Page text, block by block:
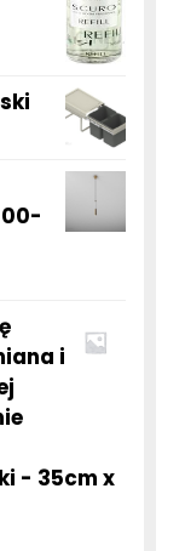
i
- 35cm x